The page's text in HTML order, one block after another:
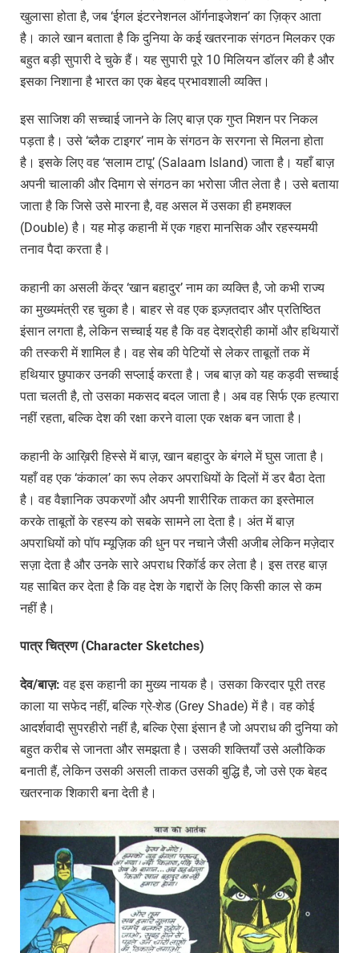
खुलासा होता है, जब ‘ईगल इंटरनेशनल ऑर्गनाइजेशन’ का ज़िक्र आता
है। काले खान बताता है कि दुनिया के कई खतरनाक संगठन मिलकर एक
बहुत बड़ी सुपारी दे चुके हैं। यह सुपारी पूरे 10 मिलियन डॉलर की है और
इसका निशाना है भारत का एक बेहद प्रभावशाली व्यक्ति।
इस साजिश की सच्चाई जानने के लिए बाज़ एक गुप्त मिशन पर निकल
पड़ता है। उसे ‘ब्लैक टाइगर’ नाम के संगठन के सरगना से मिलना होता
है। इसके लिए वह ‘सलाम टापू’ (Salaam Island) जाता है। यहाँ बाज़
अपनी चालाकी और दिमाग से संगठन का भरोसा जीत लेता है। उसे बताया
जाता है कि जिसे उसे मारना है, वह असल में उसका ही हमशक्ल
(Double) है। यह मोड़ कहानी में एक गहरा मानसिक और रहस्यमयी
तनाव पैदा करता है।
कहानी का असली केंद्र ‘खान बहादुर’ नाम का व्यक्ति है, जो कभी राज्य
का मुख्यमंत्री रह चुका है। बाहर से वह एक इज़्ज़तदार और प्रतिष्ठित
इंसान लगता है, लेकिन सच्चाई यह है कि वह देशद्रोही कामों और हथियारों
की तस्करी में शामिल है। वह सेब की पेटियों से लेकर ताबूतों तक में
हथियार छुपाकर उनकी सप्लाई करता है। जब बाज़ को यह कड़वी सच्चाई
पता चलती है, तो उसका मकसद बदल जाता है। अब वह सिर्फ एक हत्यारा
नहीं रहता, बल्कि देश की रक्षा करने वाला एक रक्षक बन जाता है।
कहानी के आख़िरी हिस्से में बाज़, खान बहादुर के बंगले में घुस जाता है।
यहाँ वह एक ‘कंकाल’ का रूप लेकर अपराधियों के दिलों में डर बैठा देता
है। वह वैज्ञानिक उपकरणों और अपनी शारीरिक ताकत का इस्तेमाल
करके ताबूतों के रहस्य को सबके सामने ला देता है। अंत में बाज़
अपराधियों को पॉप म्यूज़िक की धुन पर नचाने जैसी अजीब लेकिन मज़ेदार
सज़ा देता है और उनके सारे अपराध रिकॉर्ड कर लेता है। इस तरह बाज़
यह साबित कर देता है कि वह देश के गद्दारों के लिए किसी काल से कम
नहीं है।
पात्र चित्रण(Character Sketches)
देव/बाज़: वह इस कहानी का मुख्य नायक है। उसका किरदार पूरी तरह
काला या सफेद नहीं, बल्कि ग्रे-शेड (Grey Shade) में है। वह कोई
आदर्शवादी सुपरहीरो नहीं है, बल्कि ऐसा इंसान है जो अपराध की दुनिया को
बहुत करीब से जानता और समझता है। उसकी शक्तियाँ उसे अलौकिक
बनाती हैं, लेकिन उसकी असली ताकत उसकी बुद्धि है, जो उसे एक बेहद
खतरनाक शिकारी बना देती है।